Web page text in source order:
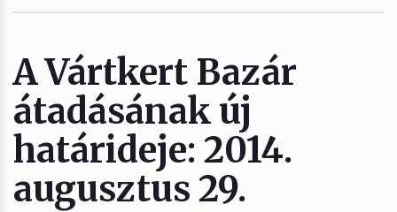
A Vártkert Bazár
átadásának új
határideje: 2014.
augusztus 29.